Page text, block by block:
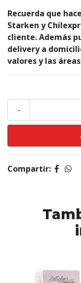
Recuerda que
Starken y
cliente. Además
delivery a
valores y las
-
Compartir: